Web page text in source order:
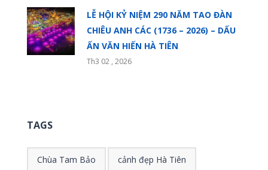
LỄ HỘI KỶ NIỆM 290 NĂM TAO ĐÀN
CHIÊU ANH CÁC (1736 – 2026) – DẤU
ẤN VĂN HIẾN HÀ TIÊN
Th3 02 , 2026
TAGS
Chùa Tam Bảo cảnh đẹp Hà Tiên